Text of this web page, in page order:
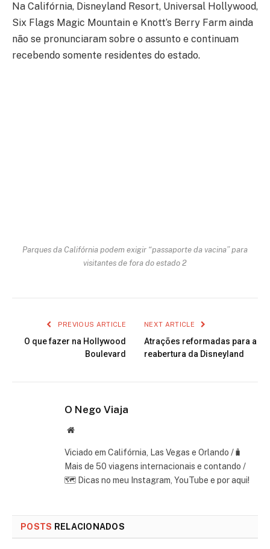
Na Califórnia, Disneyland Resort, Universal Hollywood,
Six Flags Magic Mountain e Knott’s Berry Farm ainda
não se pronunciaram sobre o assunto e continuam
recebendo somente residentes do estado.
Parques da Califórnia podem exigir “passaporte da vacina” para
visitantes de fora do estado 2
PREVIOUS ARTICLE
O que fazer na Hollywood
Boulevard
NEXT ARTICLE
Atrações reformadas para a
reabertura da Disneyland
O Nego Viaja
Website
Viciado em Califórnia, Las Vegas e Orlando /🧳
Mais de 50 viagens internacionais e contando /
🗺 Dicas no meu Instagram, YouTube e por aqui!
POSTS RELACIONADOS